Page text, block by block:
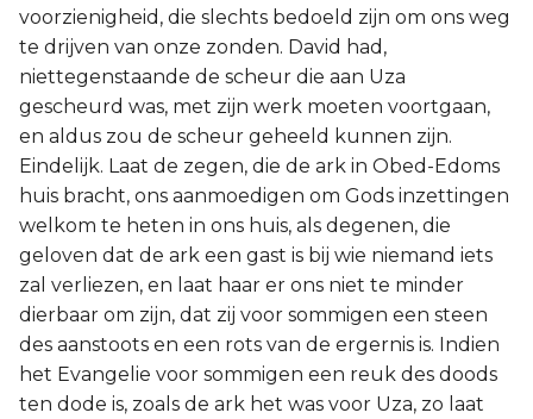
voorzienigheid, die slechts bedoeld zijn om ons weg
te drijven van onze zonden. David had,
niettegenstaande de scheur die aan Uza
gescheurd was, met zijn werk moeten voortgaan,
en aldus zou de scheur geheeld kunnen zijn.
Eindelijk. Laat de zegen, die de ark in Obed-Edoms
huis bracht, ons aanmoedigen om Gods inzettingen
welkom te heten in ons huis, als degenen, die
geloven dat de ark een gast is bij wie niemand iets
zal verliezen, en laat haar er ons niet te minder
dierbaar om zijn, dat zij voor sommigen een steen
des aanstoots en een rots van de ergernis is. Indien
het Evangelie voor sommigen een reuk des doods
ten dode is, zoals de ark het was voor Uza, zo laat